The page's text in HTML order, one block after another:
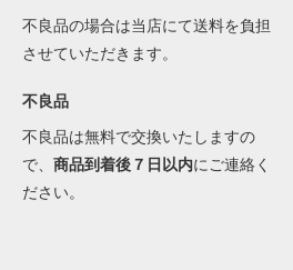
不良品の場合は当店にて送料を負担
させていただきます。
不良品
不良品は無料で交換いたしますの
で、 商品到着後７日以内にご連絡く
ださい。